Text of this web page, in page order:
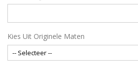
Kies Uit Originele Maten